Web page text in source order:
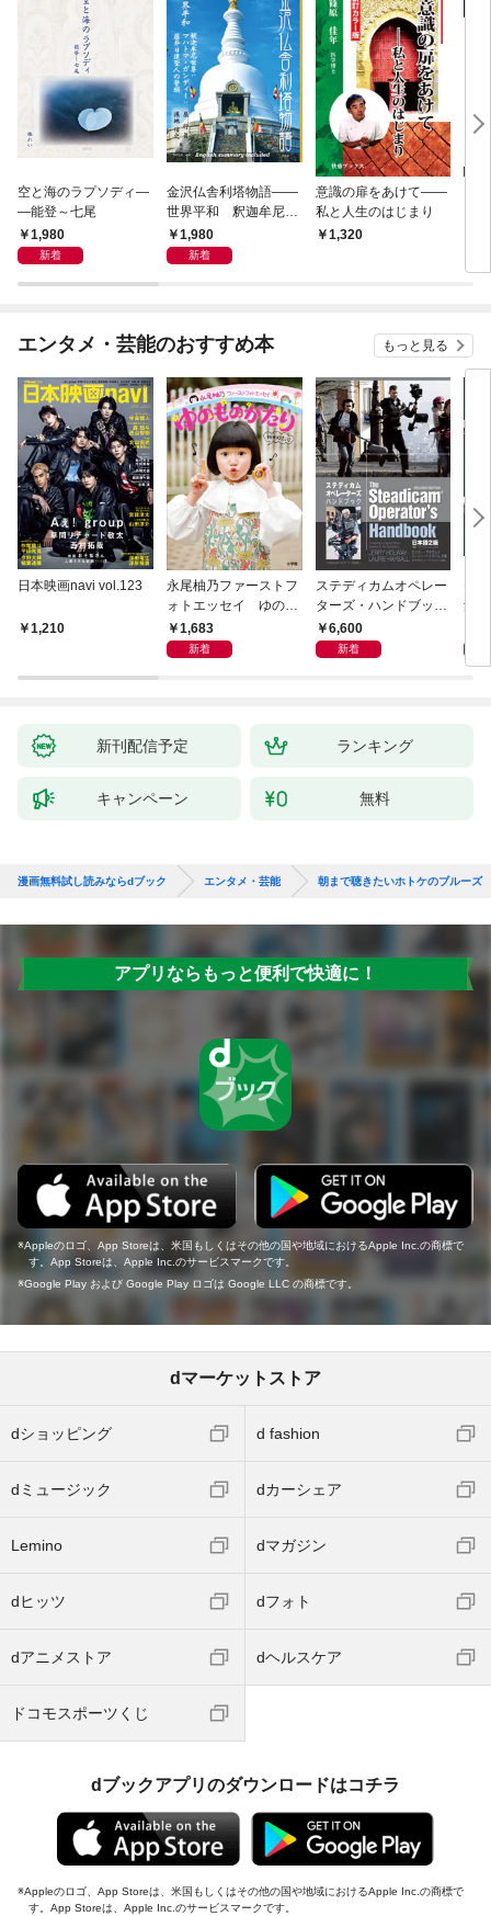
空と海のラプソディ―
―能登～七尾
1,980
新着
金沢仏舎利塔物語――
世界平和 釈迦牟尼世
尊：マハトマ・ガンデ
ィー：藤井日達聖人の
1,980
新着
意識の扉をあけて――
私と人生のはじまり
1,320
ィ
エンタメ・芸能のおすすめ本 もっと見る
日本映画navi vol.123
1,210
永尾柚乃ファーストフ
ォトエッセイ ゆのも
のがたり
1,683
新着
ステディカムオペレー
ターズ・ハンドブック
日本語版 電子版 第２
版
6,600
新着
集
ウ
【
新刊配信予定 ランキング
キャンペーン 無料
漫画無料試し読みならdブック エンタメ・芸能 朝まで聴きたいホトケのブルー
アプリならもっと便利で快適に！
Appleのロゴ、App Storeは、米国もしくはその他の国や地域におけるApple Inc.の商標で
す。App Storeは、Apple Inc.のサービスマークです。
Google Play および Google Play ロゴは Google LLC の商標です。
dマーケットストア
dショッピング d fashion
dミュージック dカーシェア
Lemino dマガジン
dヒッツ dフォト
dアニメストア dヘルスケア
ドコモスポーツくじ
dブックアプリのダウンロードはコチラ
Appleのロゴ、App Storeは、米国もしくはその他の国や地域におけるApple Inc.の商標で
す。App Storeは、Apple Inc.のサービスマークです。